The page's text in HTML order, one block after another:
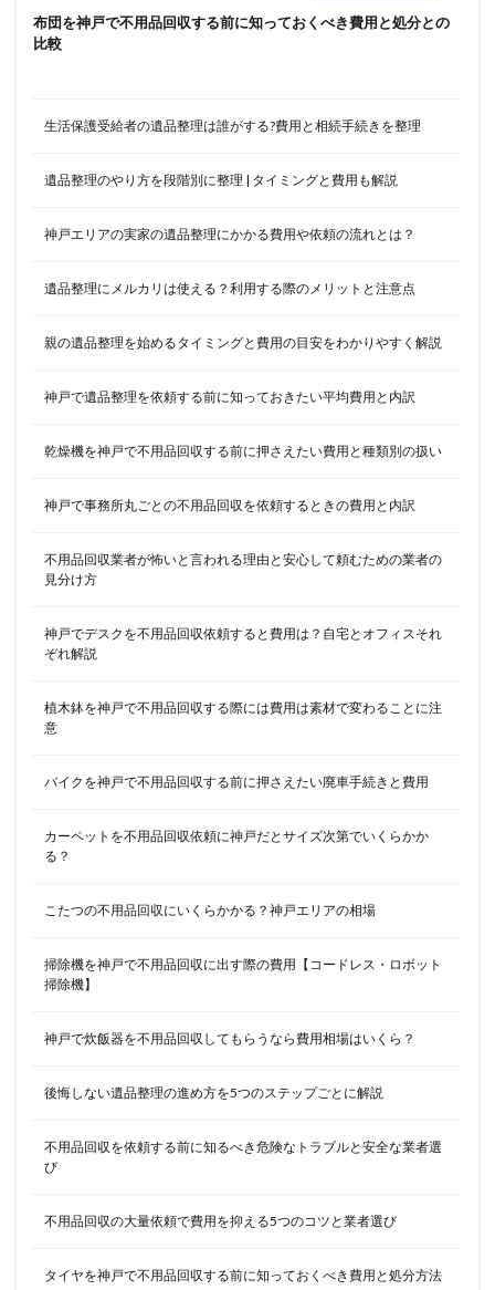
布団を神戸で不用品回収する前に知っておくべき費用と処分との
比較
生活保護受給者の遺品整理は誰がする?費用と相続手続きを整理
遺品整理のやり方を段階別に整理 | タイミングと費用も解説
神戸エリアの実家の遺品整理にかかる費用や依頼の流れとは？
遺品整理にメルカリは使える？利用する際のメリットと注意点
親の遺品整理を始めるタイミングと費用の目安をわかりやすく解説
神戸で遺品整理を依頼する前に知っておきたい平均費用と内訳
乾燥機を神戸で不用品回収する前に押さえたい費用と種類別の扱い
神戸で事務所丸ごとの不用品回収を依頼するときの費用と内訳
不用品回収業者が怖いと言われる理由と安心して頼むための業者の
見分け方
神戸でデスクを不用品回収依頼すると費用は？自宅とオフィスそれ
ぞれ解説
植木鉢を神戸で不用品回収する際には費用は素材で変わることに注
意
バイクを神戸で不用品回収する前に押さえたい廃車手続きと費用
カーペットを不用品回収依頼に神戸だとサイズ次第でいくらかか
る？
こたつの不用品回収にいくらかかる？神戸エリアの相場
掃除機を神戸で不用品回収に出す際の費用【コードレス・ロボット
掃除機】
神戸で炊飯器を不用品回収してもらうなら費用相場はいくら？
後悔しない遺品整理の進め方を5つのステップごとに解説
不用品回収を依頼する前に知るべき危険なトラブルと安全な業者選
び
不用品回収の大量依頼で費用を抑える5つのコツと業者選び
タイヤを神戸で不用品回収する前に知っておくべき費用と処分方法